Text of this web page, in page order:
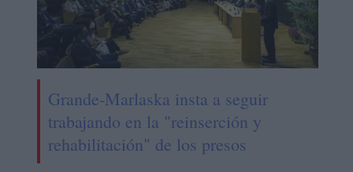
Grande-Marlaska insta a seguir
trabajando en la "reinserción y
rehabilitación" de los presos